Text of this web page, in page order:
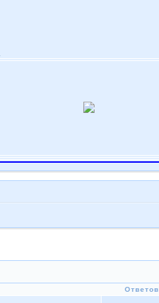
Ответов